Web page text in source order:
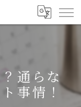
通らな
事情！